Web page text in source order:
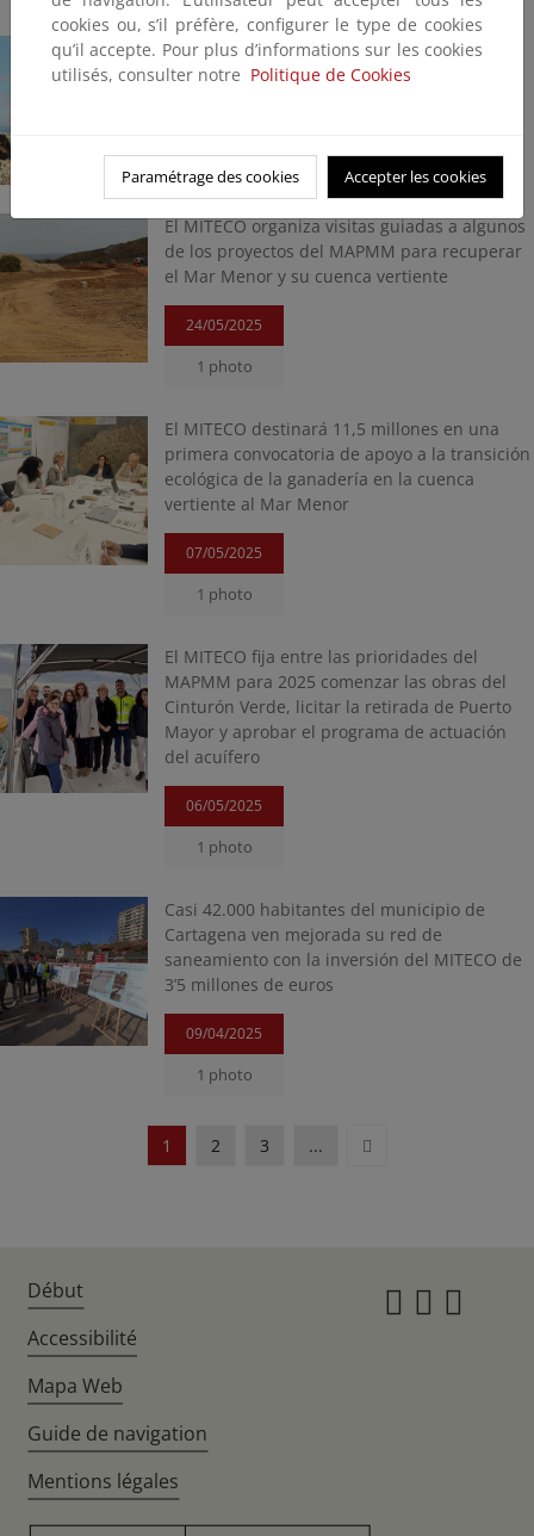
La labor de control del regadío ilegal eleva a
9.100 las hectáreas cerradas por el MITECO
1 photo
El MITECO organiza visitas guiadas a algunos
de los proyectos del MAPMM para recuperar
el Mar Menor y su cuenca vertiente
24/05/2025
1 photo
El MITECO destinará 11,5 millones en una
primera convocatoria de apoyo a la transición
ecológica de la ganadería en la cuenca
vertiente al Mar Menor
07/05/2025
1 photo
El MITECO fija entre las prioridades del
MAPMM para 2025 comenzar las obras del
Cinturón Verde, licitar la retirada de Puerto
Mayor y aprobar el programa de actuación
del acuífero
06/05/2025
1 photo
Casi 42.000 habitantes del municipio de
Cartagena ven mejorada su red de
saneamiento con la inversión del MITECO de
3’5 millones de euros
09/04/2025
1 photo
1 2 3 ... Suivant
cookies ou, s’il préfère, configurer le type de cookies
qu’il accepte. Pour plus d’informations sur les cookies
utilisés, consulter notre Politique de Cookies
Paramétrage des cookies Accepter les cookies
Début
Accessibilité
Mapa Web
Guide de navigation
Mentions légales